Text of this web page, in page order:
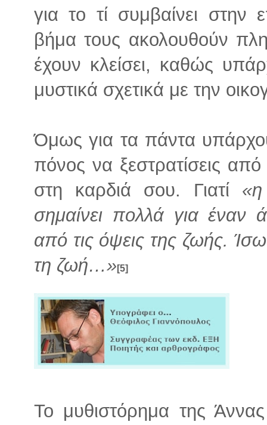
για το τί συμβαίνει
βήμα τους ακολουθούν
έχουν κλείσει, καθώς
μυστικά σχετικά με την
Όμως για τα πάντα
πόνος να ξεστρατίσεις
στη καρδιά σου. Γιατί
σημαίνει πολλά για έναν
από τις όψεις της ζωής.
τη ζωή…»[5]
Το μυθιστόρημα της